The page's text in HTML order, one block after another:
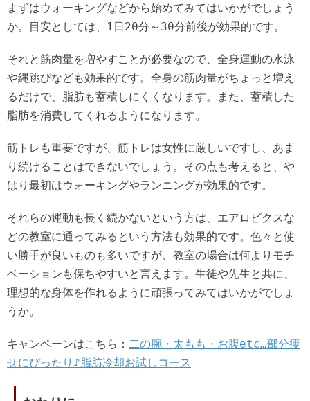
まずはウォーキングなどから始めてみてはいかがでしょう
か。目安としては、1日20分～30分前後が効果的です。
それと筋肉量を増やすことが必要なので、全身運動の水泳
や縄跳びなども効果的です。全身の筋肉量がちょっと増え
るだけで、脂肪も蓄積しにくくなります。また、蓄積した
脂肪を消費してくれるようになります。
筋トレも重要ですが、筋トレは女性に厳しいですし、あま
り続けることはできないでしょう。その点も考えると、や
はり最初はウォーキングやランニングが効果的です。
それらの運動も長く続かないという方は、エアロビクスな
どの教室に通ってみるという方法も効果的です。色々と使
い勝手が良いものも多いですが、教室の場合は何よりモチ
ベーションも保ちやすいと言えます。生徒や先生と共に、
理想的な身体を作れるように頑張ってみてはいかがでしょ
うか。
キャンペーンはこちら： 二の腕・太もも・お腹etc…部分痩
せにぴったり♪脂肪冷却お試しコース